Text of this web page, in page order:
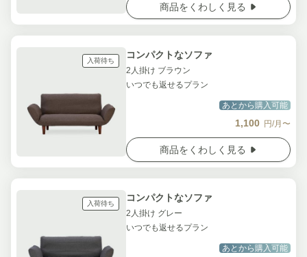
商品をくわしく見る
入荷待ち コンパクトなソファ
2人掛け ブラウン
いつでも返せるプラン
あとから購入可能
1,100 円/月〜
商品をくわしく見る
入荷待ち コンパクトなソファ
2人掛け グレー
いつでも返せるプラン
あとから購入可能